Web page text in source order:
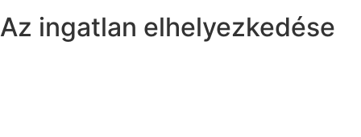
Az ingatlan elhelyezkedése